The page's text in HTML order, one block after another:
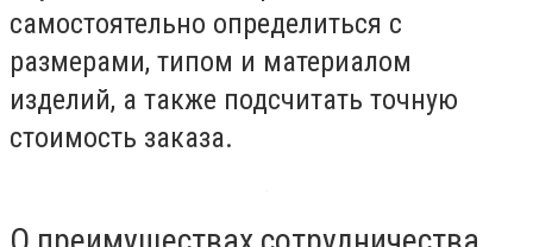
самостоятельно определиться с
размерами, типом и материалом
изделий, а также подсчитать точную
стоимость заказа.